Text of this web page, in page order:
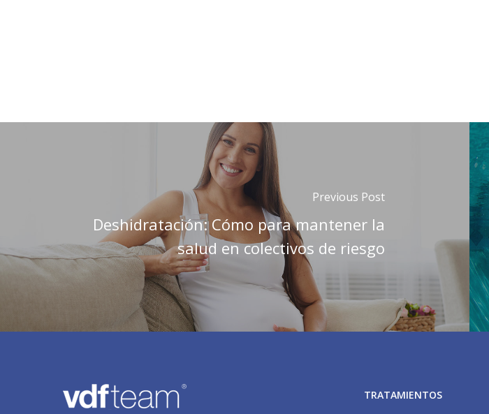
Previous Post
Deshidratación: Cómo para mantener la
salud en colectivos de riesgo
TRATAMIENTOS